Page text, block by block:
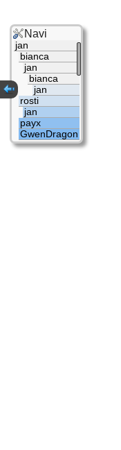
Navi
jan
bianca
jan
bianca
jan
rosti
jan
payx
GwenDragon